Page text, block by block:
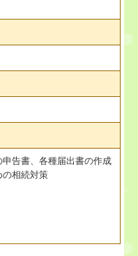
申告書、各種届出書の作成
の相続対策